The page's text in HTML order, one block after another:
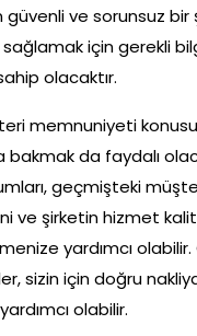
güvenli ve sorunsuz bir
sağlamak için gerekli
olacaktır.
memnuniyeti
da faydalı
geçmişteki
ve şirketin hizmet
yardımcı olabilir.
sizin için doğru
olabilir.